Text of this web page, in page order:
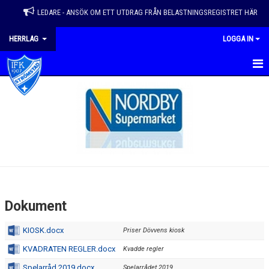
LEDARE - ANSÖK OM ETT UTDRAG FRÅN BELASTNINGSREGISTRET HÄR
HERRLAG LOGGA IN
HEM
BILDGALLERI
Dokument
KIOSK.docx Priser Dövvens kiosk
KVADRATEN REGLER.docx Kvadde regler